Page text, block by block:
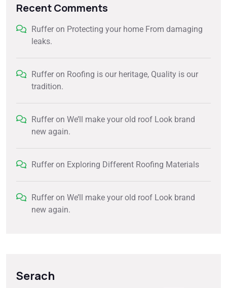
Recent Comments
Ruffer on Protecting your home From damaging
leaks.
Ruffer on Roofing is our heritage, Quality is our
tradition.
Ruffer on We’ll make your old roof Look brand
new again.
Ruffer on Exploring Different Roofing Materials
Ruffer on We’ll make your old roof Look brand
new again.
Serach